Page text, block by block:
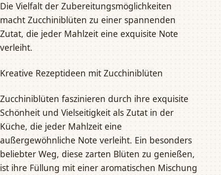
Die Vielfalt der Zubereitungsmöglichkeiten
macht Zucchiniblüten zu einer spannenden
Zutat, die jeder Mahlzeit eine exquisite Note
verleiht.
Kreative Rezeptideen mit Zucchiniblüten
Zucchiniblüten faszinieren durch ihre exquisite
Schönheit und Vielseitigkeit als Zutat in der
Küche, die jeder Mahlzeit eine
außergewöhnliche Note verleiht. Ein besonders
beliebter Weg, diese zarten Blüten zu genießen,
ist ihre Füllung mit einer aromatischen Mischung